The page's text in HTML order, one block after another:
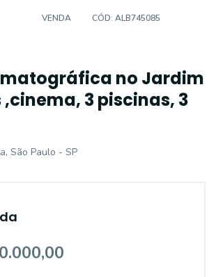
VENDA CÓD: ALB745085
no Jardim
3 piscinas, 3
São Paulo - SP